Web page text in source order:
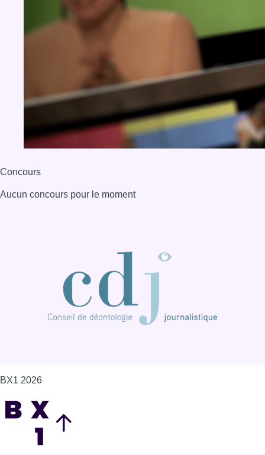
Concours
Aucun concours pour le moment
BX1 2026